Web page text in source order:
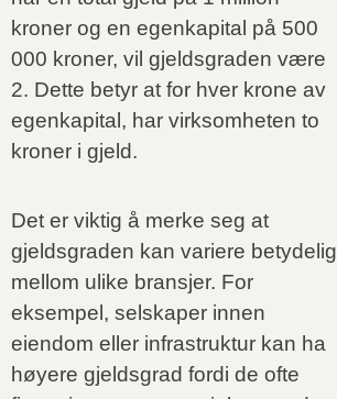
kroner og en egenkapital på 500
000 kroner, vil gjeldsgraden være
2. Dette betyr at for hver krone av
egenkapital, har virksomheten to
kroner i gjeld.
Det er viktig å merke seg at
gjeldsgraden kan variere betydelig
mellom ulike bransjer. For
eksempel, selskaper innen
eiendom eller infrastruktur kan ha
høyere gjeldsgrad fordi de ofte